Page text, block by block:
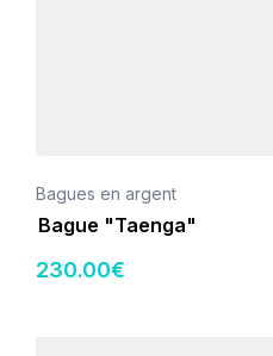
Bagues en argent
Bague "Taenga"
230.00€